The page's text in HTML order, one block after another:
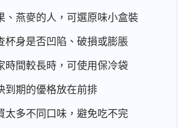
、燕麥的人，可選原味小盒裝
杯身是否凹陷、破損或膨脹
時間較長時，可使用保冷袋
到期的優格放在前排
太多不同口味，避免吃不完